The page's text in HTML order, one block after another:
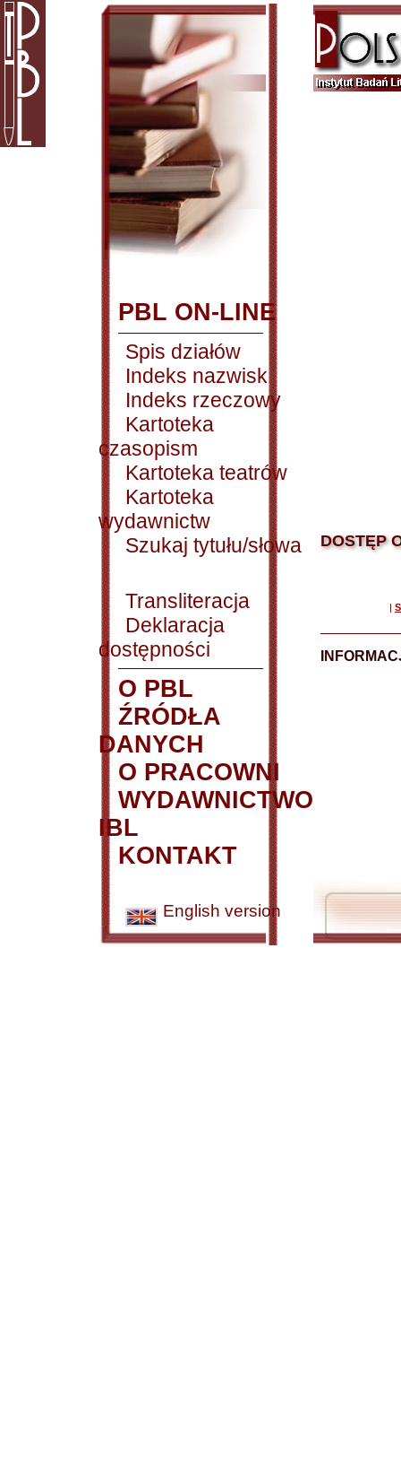
PBL ON-LINE
Spis działów
Indeks nazwisk
Indeks rzeczowy
Kartoteka
czasopism
Kartoteka teatrów
Kartoteka
wydawnictw
Szukaj tytułu/słowa
Transliteracja
Deklaracja
dostępności
O PBL
ŹRÓDŁA
DANYCH
O PRACOWNI
WYDAWNICTWO
IBL
KONTAKT
English version
DOSTĘP
|